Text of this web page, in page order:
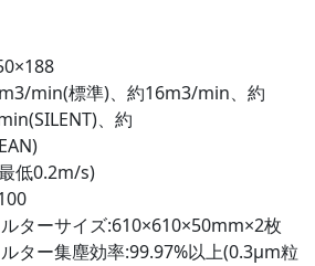
min(標準)、約16m3/min、約
、約
低0.2m/s)
ターサイズ:610×610×50mm×2枚
ター集塵効率:99.97%以上(0.3μm粒